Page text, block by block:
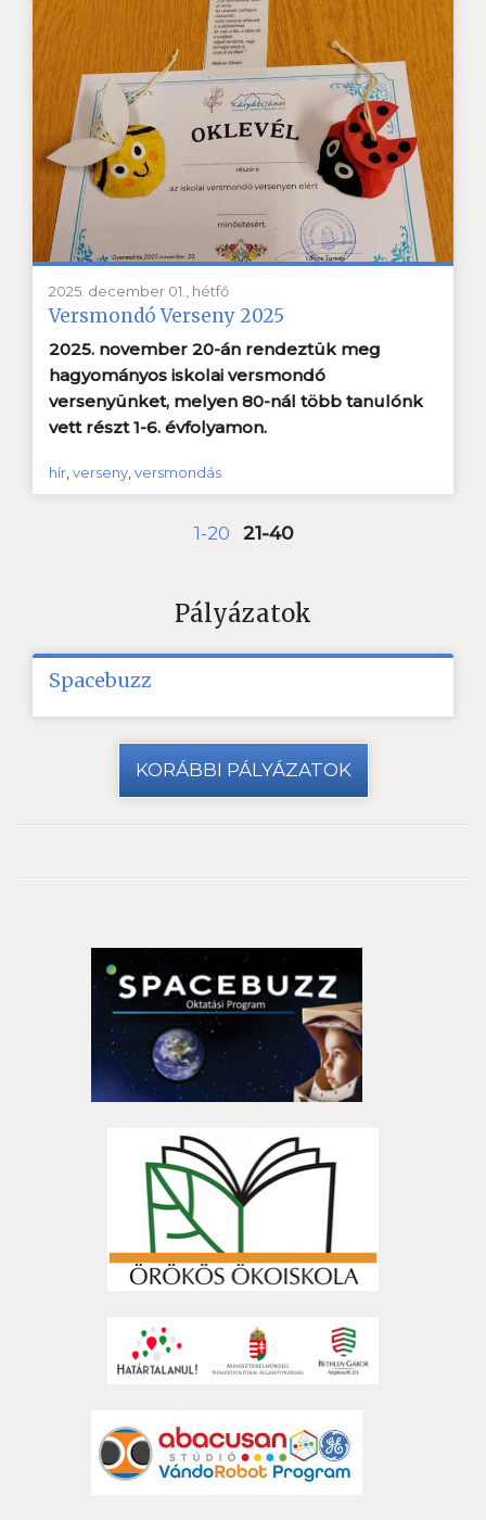
2025. december 01., hétfő
Versmondó Verseny 2025
2025. november 20-án rendeztük meg
hagyományos iskolai versmondó
versenyünket, melyen 80-nál több tanulónk
vett részt 1-6. évfolyamon.
hír verseny versmondás
1-20 21-40
Pályázatok
Spacebuzz
KORÁBBI PÁLYÁZATOK